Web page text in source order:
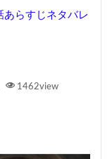
らすじネタバレ
1462view